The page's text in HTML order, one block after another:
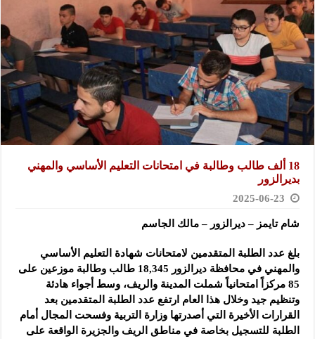
18 ألف طالب وطالبة في امتحانات التعليم الأساسي والمهني
بديرالزور
2025-06-23
شام تايمز – ديرالزور – مالك الجاسم
بلغ عدد الطلبة المتقدمين لامتحانات شهادة التعليم الأساسي
والمهني في محافظة ديرالزور 18,345 طالب وطالبة موزعين على
85 مركزاً امتحانياً شملت المدينة والريف، وسط أجواء هادئة
وتنظيم جيد وخلال هذا العام ارتفع عدد الطلبة المتقدمين بعد
القرارات الأخيرة التي أصدرتها وزارة التربية وفسحت المجال أمام
الطلبة للتسجيل بخاصة في مناطق الريف والجزيرة الواقعة على